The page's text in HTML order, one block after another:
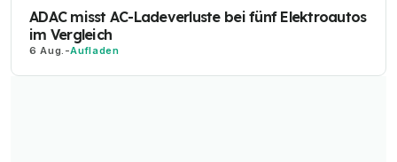
ADAC misst AC-Ladeverluste bei fünf Elektroautos
im Vergleich
6 Aug. -Aufladen